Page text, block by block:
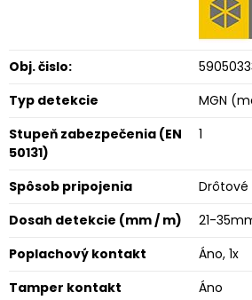
Obj. čislo:
Typ detekcie
MGN
Stupeň zabezpečenia (EN
50131)
1
Spôsob pripojenia
Drôtové
Dosah detekcie (mm / m)
21-
Poplachový kontakt
Áno, 1x
Tamper kontakt
Áno